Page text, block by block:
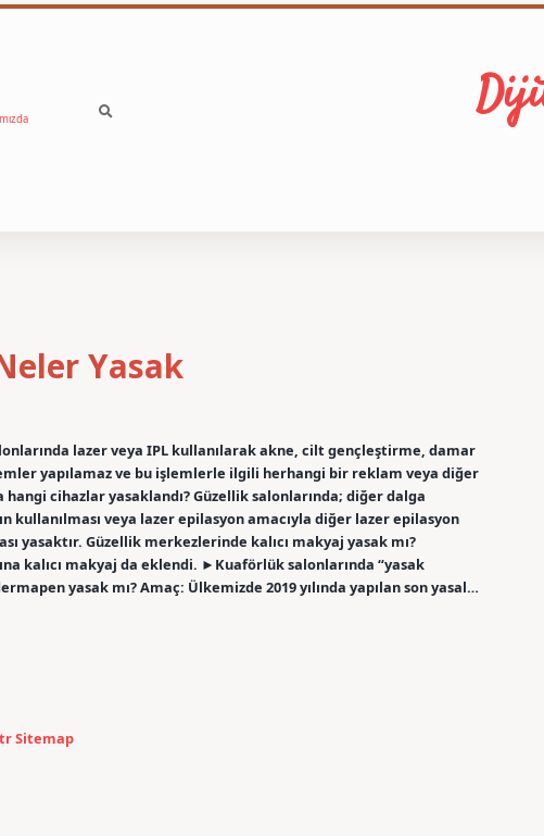
Yasak
lazer veya IPL kullanılarak akne, cilt gençleştirme, damar
yapılamaz ve bu işlemlerle ilgili herhangi bir reklam veya diğer
cihazlar yasaklandı? Güzellik salonlarında; diğer dalga
kullanılması veya lazer epilasyon amacıyla diğer lazer epilasyon
yasaktır. Güzellik merkezlerinde kalıcı makyaj yasak mı?
kalıcı makyaj da eklendi. ►Kuaförlük salonlarında “yasak
yasak mı? Amaç: Ülkemizde 2019 yılında yapılan son yasal…
Sitemap